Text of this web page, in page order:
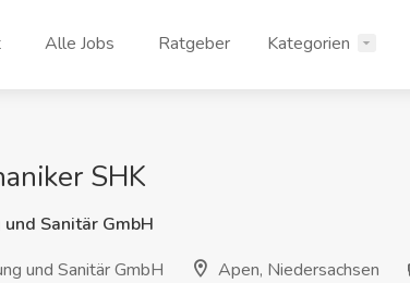
Alle Jobs Ratgeber Kategorien
SHK
Sanitär GmbH
und Sanitär GmbH
Apen, Niedersachsen